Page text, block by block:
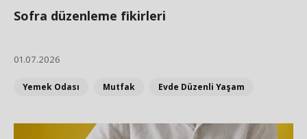
Sofra düzenleme fikirleri
01.07.2026
Yemek Odası Mutfak Evde Düzenli Yaşam